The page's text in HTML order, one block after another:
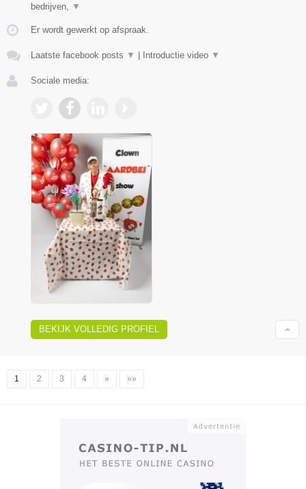
bedrijven, ▼
Er wordt gewerkt op afspraak.
Laatste facebook posts ▼ Introductie video ▼
Sociale media:
BEKIJK VOLLEDIG PROFIEL
1 2 3 4 » »»